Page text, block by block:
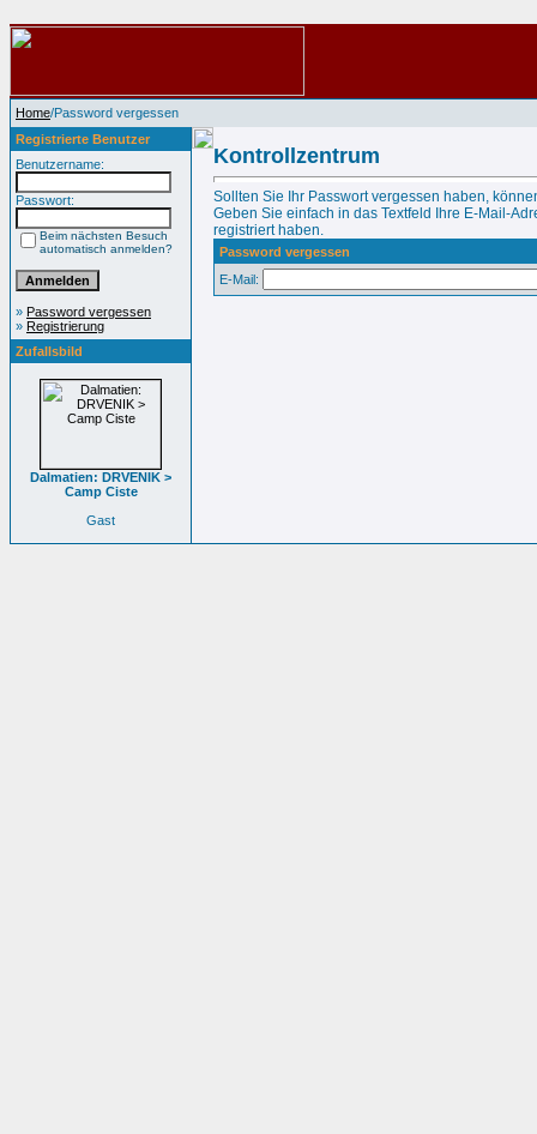
Home/Password vergessen
Registrierte Benutzer
Benutzername:
Passwort:
Beim nächsten Besuch
automatisch anmelden?
» Password vergessen
» Registrierung
Zufallsbild
Dalmatien: DRVENIK >
Camp Ciste
Gast
Kontrollzentrum
Sollten Sie Ihr Passwort vergessen haben,
Geben Sie einfach in das Textfeld Ihre E-Mail-
registriert haben.
Password vergessen
E-Mail: